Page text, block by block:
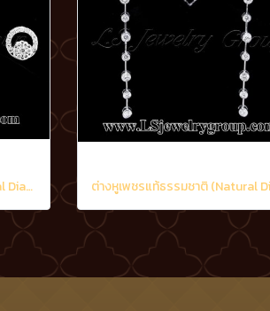
ต่างหูเพชรแท้ธรรมชาติ (Natural Diamonds) 0.48 Ct.